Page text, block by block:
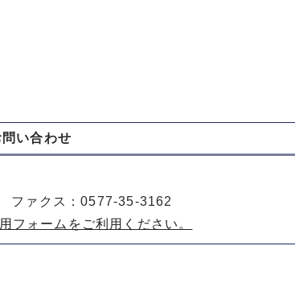
問い合わせ
ァクス：0577-35-3162
フォームをご利用ください。